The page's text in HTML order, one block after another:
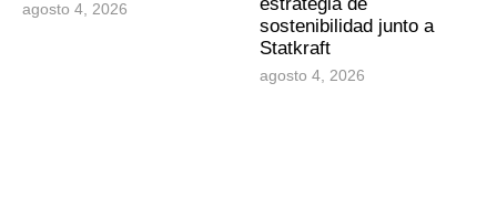
agosto 4, 2026
sostenibilidad junto a
Statkraft
agosto 4, 2026